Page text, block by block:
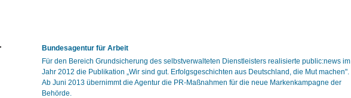
Bundesagentur für Arbeit
Für den Bereich Grundsicherung des selbstverwalteten Dienstleisters realisierte public:news im
Jahr 2012 die Publikation „Wir sind gut. Erfolgsgeschichten aus Deutschland, die Mut machen".
Ab Juni 2013 übernimmt die Agentur die PR-Maßnahmen für die neue Markenkampagne der
Behörde.